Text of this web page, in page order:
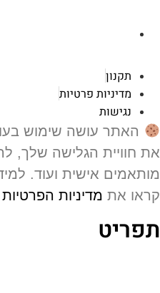
תקנון
מדיניות פרטיות
נגישות
האתר עושה שימוש
חוויית הגלישה שלך,
אישית ועוד.
אתמדיניות הפרטיות